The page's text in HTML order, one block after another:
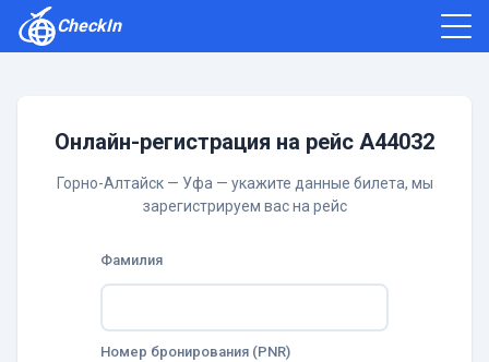
CheckIn
Онлайн-регистрация на рейс A44032
Горно-Алтайск — Уфа — укажите данные билета, мы
зарегистрируем вас на рейс
Фамилия
Номер бронирования (PNR)